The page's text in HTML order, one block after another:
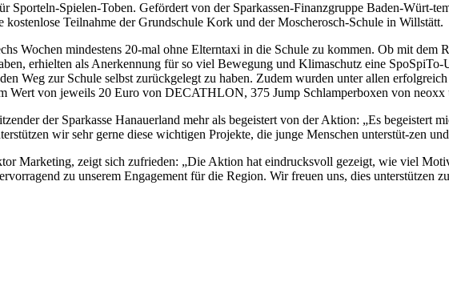
Sporteln-Spielen-Toben. Gefördert von der Sparkassen-Finanzgruppe Baden-Würt-
kostenlose Teilnahme der Grundschule Kork und der Moscherosch-Schule in Willstätt.
Wochen mindestens 20-mal ohne Elterntaxi in die Schule zu kommen. Ob mit dem
erhielten als Anerkennung für so viel Bewegung und Klimaschutz eine
Weg zur Schule selbst zurückgelegt zu haben. Zudem wurden unter allen
Wert von jeweils 20 Euro von DECATHLON, 375 Jump Schlamperboxen von
der Sparkasse Hanauerland mehr als begeistert von der Aktion: „Es
wir sehr gerne diese wichtigen Projekte, die junge Menschen unterstüt-zen
Marketing, zeigt sich zufrieden: „Die Aktion hat eindrucksvoll gezeigt, wie viel
zu unserem Engagement für die Region. Wir freuen uns, dies unterstützen